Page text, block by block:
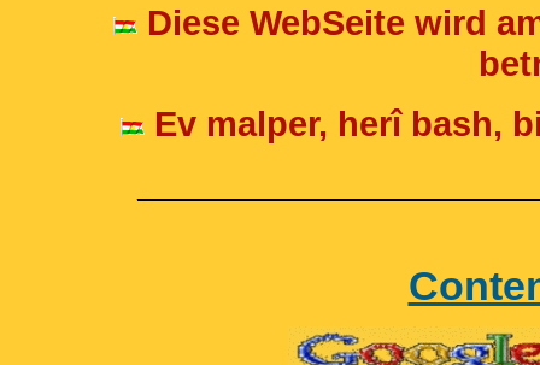
Diese WebSeite wird
Ev malper, herî bash,